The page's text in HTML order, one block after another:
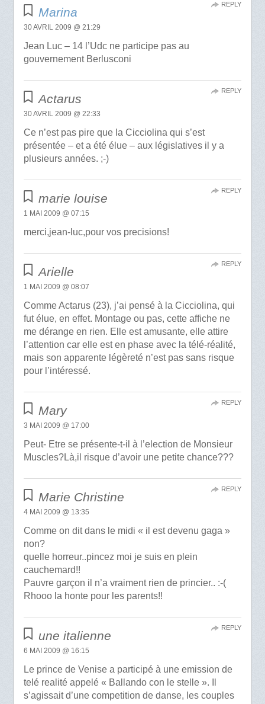
Marina
30 AVRIL 2009 @ 21:29
Jean Luc – 14 l’Udc ne participe pas au
gouvernement Berlusconi
REPLY
Actarus
30 AVRIL 2009 @ 22:33
Ce n’est pas pire que la Cicciolina qui s’est
présentée – et a été élue – aux législatives il y a
plusieurs années. ;-)
REPLY
marie louise
1 MAI 2009 @ 07:15
merci,jean-luc,pour vos precisions!
REPLY
Arielle
1 MAI 2009 @ 08:07
Comme Actarus (23), j’ai pensé à la Cicciolina, qui
fut élue, en effet. Montage ou pas, cette affiche ne
me dérange en rien. Elle est amusante, elle attire
l’attention car elle est en phase avec la télé-réalité,
mais son apparente légèreté n’est pas sans risque
pour l’intéressé.
REPLY
Mary
3 MAI 2009 @ 17:00
Peut- Etre se présente-t-il à l’election de Monsieur
Muscles?Là,il risque d’avoir une petite chance???
REPLY
Marie Christine
4 MAI 2009 @ 13:35
Comme on dit dans le midi « il est devenu gaga »
non?
quelle horreur..pincez moi je suis en plein
cauchemard!!
Pauvre garçon il n’a vraiment rien de princier.. :-(
Rhooo la honte pour les parents!!
REPLY
une italienne
6 MAI 2009 @ 16:15
Le prince de Venise a participé à une emission de
telé realité appelé « Ballando con le stelle ». Il
s’agissait d’une competition de danse, les couples
REPLY